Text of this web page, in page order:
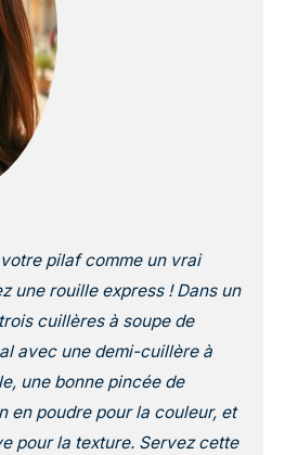
pilaf comme un vrai
une rouille express ! Dans un
cuillères à soupe de
avec une demi-cuillère à
une bonne pincée de
en poudre pour la couleur, et
pour la texture. Servez cette